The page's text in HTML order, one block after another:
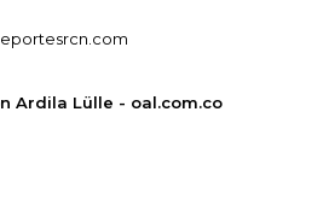
Ardila Lülle - oal.com.co